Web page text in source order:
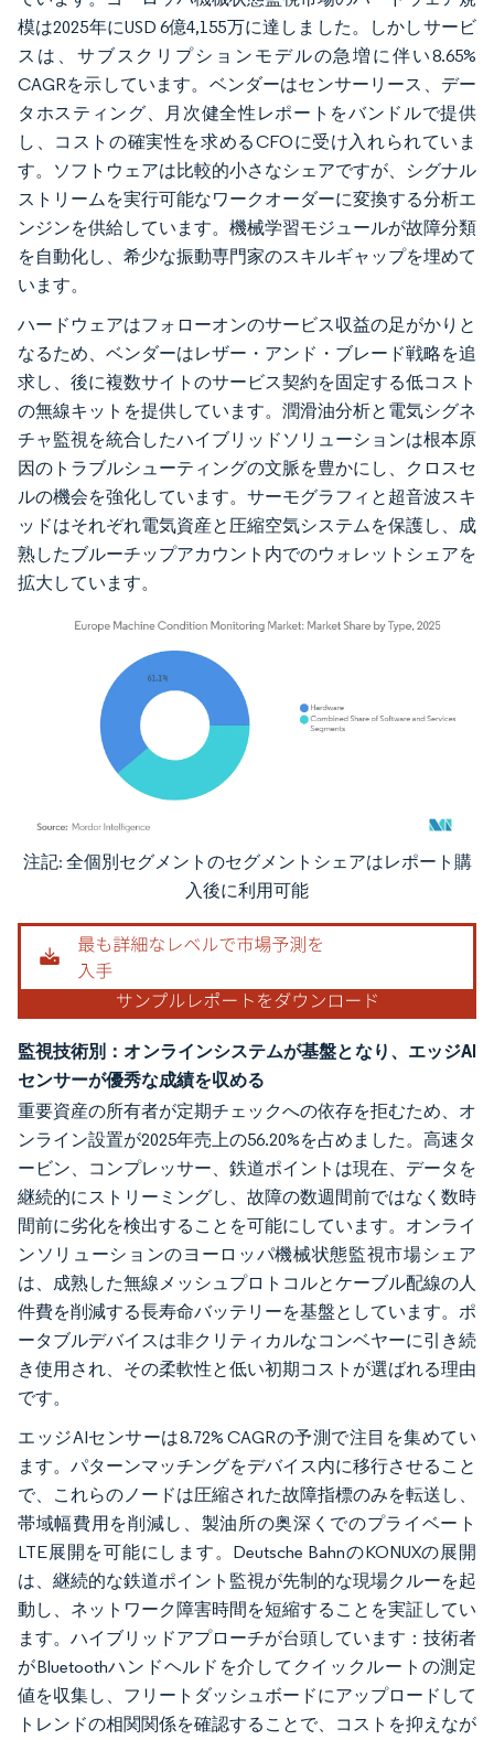
模は2025年にUSD 6億4,155万に達しました。しかしサービ
スは、サブスクリプションモデルの急増に伴い8.65%
CAGRを示しています。ベンダーはセンサーリース、デー
タホスティング、月次健全性レポートをバンドルで提供
し、コストの確実性を求めるCFOに受け入れられていま
す。ソフトウェアは比較的小さなシェアですが、シグナル
ストリームを実行可能なワークオーダーに変換する分析エ
ンジンを供給しています。機械学習モジュールが故障分類
を自動化し、希少な振動専門家のスキルギャップを埋めて
います。
ハードウェアはフォローオンのサービス収益の足がかりと
なるため、ベンダーはレザー・アンド・ブレード戦略を追
求し、後に複数サイトのサービス契約を固定する低コスト
の無線キットを提供しています。潤滑油分析と電気シグネ
チャ監視を統合したハイブリッドソリューションは根本原
因のトラブルシューティングの文脈を豊かにし、クロスセ
ルの機会を強化しています。サーモグラフィと超音波スキ
ッドはそれぞれ電気資産と圧縮空気システムを保護し、成
熟したブルーチップアカウント内でのウォレットシェアを
拡大しています。
画像 © Mordor Intelligence。再利用にはCC BY 4.0の表示が必要です。
注記: 全個別セグメントのセグメントシェアはレポート購
入後に利用可能
監視技術別：オンラインシステムが基盤となり、エッジAI
センサーが優秀な成績を収める
重要資産の所有者が定期チェックへの依存を拒むため、オ
ンライン設置が2025年売上の56.20%を占めました。高速タ
ービン、コンプレッサー、鉄道ポイントは現在、データを
継続的にストリーミングし、故障の数週間前ではなく数時
間前に劣化を検出することを可能にしています。オンライ
ンソリューションのヨーロッパ機械状態監視市場シェア
は、成熟した無線メッシュプロトコルとケーブル配線の人
件費を削減する長寿命バッテリーを基盤としています。ポ
ータブルデバイスは非クリティカルなコンベヤーに引き続
き使用され、その柔軟性と低い初期コストが選ばれる理由
です。
エッジAIセンサーは8.72% CAGRの予測で注目を集めてい
ます。パターンマッチングをデバイス内に移行させること
で、これらのノードは圧縮された故障指標のみを転送し、
帯域幅費用を削減し、製油所の奥深くでのプライベート
LTE展開を可能にします。Deutsche BahnのKONUXの展開
は、継続的な鉄道ポイント監視が先制的な現場クルーを起
動し、ネットワーク障害時間を短縮することを実証してい
ます。ハイブリッドアプローチが台頭しています：技術者
がBluetoothハンドヘルドを介してクイックルートの測定
値を収集し、フリートダッシュボードにアップロードして
トレンドの相関関係を確認することで、コストを抑えなが